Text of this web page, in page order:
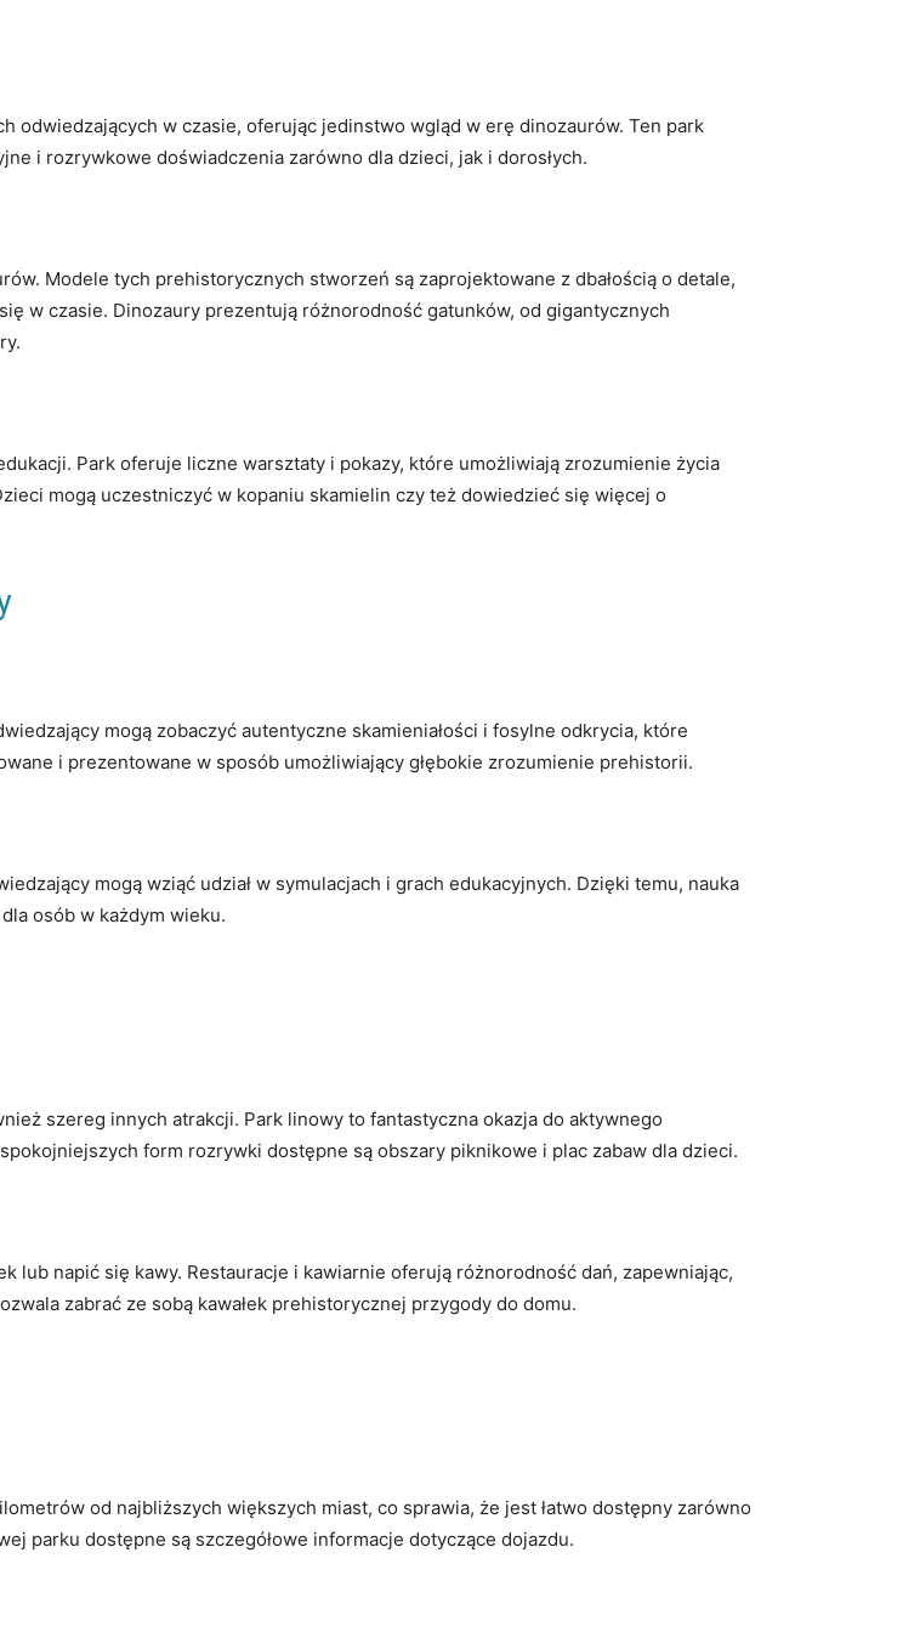
odwiedzających w czasie, oferując jedinstwo wgląd w erę dinozaurów. Ten park
i rozrywkowe doświadczenia zarówno dla dzieci, jak i dorosłych.
Modele tych prehistorycznych stworzeń są zaprojektowane z dbałością o detale,
w czasie. Dinozaury prezentują różnorodność gatunków, od gigantycznych
Park oferuje liczne warsztaty i pokazy, które umożliwiają zrozumienie życia
mogą uczestniczyć w kopaniu skamielin czy też dowiedzieć się więcej o
mogą zobaczyć autentyczne skamieniałości i fosylne odkrycia, które
i prezentowane w sposób umożliwiający głębokie zrozumienie prehistorii.
mogą wziąć udział w symulacjach i grach edukacyjnych. Dzięki temu, nauka
osób w każdym wieku.
szereg innych atrakcji. Park linowy to fantastyczna okazja do aktywnego
form rozrywki dostępne są obszary piknikowe i plac zabaw dla dzieci.
lub napić się kawy. Restauracje i kawiarnie oferują różnorodność dań, zapewniając,
zabrać ze sobą kawałek prehistorycznej przygody do domu.
od najbliższych większych miast, co sprawia, że jest łatwo dostępny zarówno
parku dostępne są szczegółowe informacje dotyczące dojazdu.